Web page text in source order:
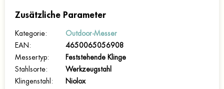
Zusätzliche Parameter
Kategorie:
Outdoor-Messer
EAN :
4650065056908
Messertyp:
Feststehende Klinge
Stahlsorte:
Werkzeugstahl
Klingenstahl :
Niolox